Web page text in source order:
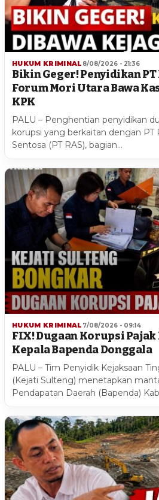
HUKUM KRIMINAL 8/08/2026 - 21:36
Bikin Geger! Penyidikan PT
Forum Mori Utara Bawa
KPK
PALU – Penghentian penyidikan
korupsi yang berkaitan dengan PT
Sentosa (PT RAS), bagian…
HUKUM KRIMINAL 7/08/2026 - 09:14
FIX! Dugaan Korupsi Pajak
Kepala Bapenda Donggala
PALU – Tim Penyidik Kejaksaan
(Kejati Sulteng) menetapkan
Pendapatan Daerah (Bapenda)